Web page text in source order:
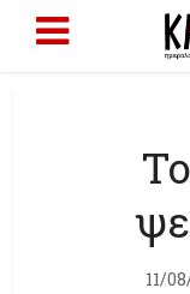
11/